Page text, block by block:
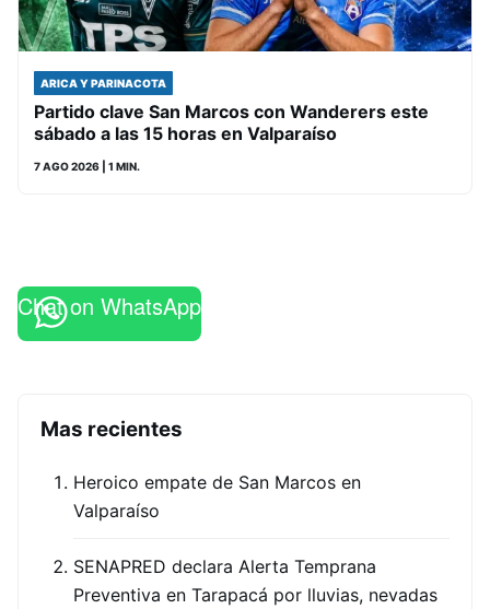
ARICA Y PARINACOTA
Partido clave San Marcos con Wanderers este
sábado a las 15 horas en Valparaíso
7 AGO 2026 | 1 MIN.
Chat on WhatsApp
Mas recientes
Heroico empate de San Marcos en
Valparaíso
SENAPRED declara Alerta Temprana
Preventiva en Tarapacá por lluvias, nevadas